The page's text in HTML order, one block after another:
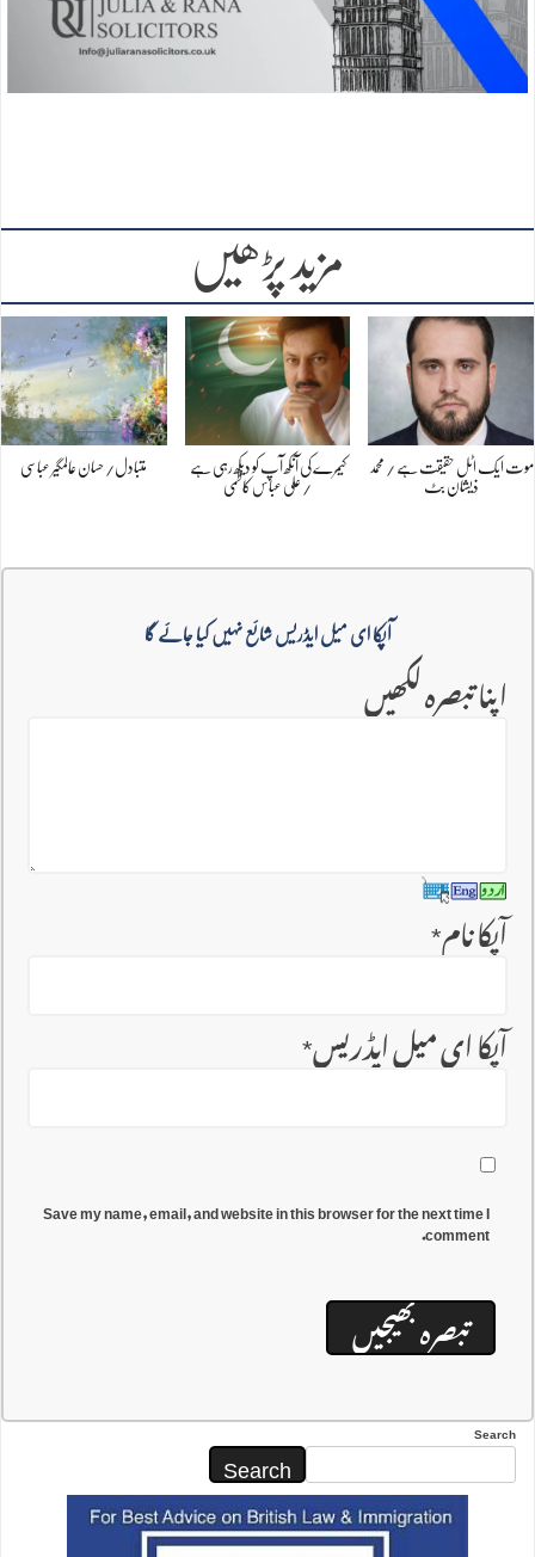
مزید پڑھیں
موت ایک اٹل حقیقت ہے / محمد
ذیشان بٹ
کیمرے کی آنکھ آپ کو دیکھ رہی ہے
/ علی عباس کاظمی
متبادل/ حسان عالمگیر عباسی
آپکا ای میل ایڈریس شائع نہیں کیا جائے گا
اپنا تبصرہ لکھیں
آپکا نام*
آپکا ای میل ایڈریس*
Save my name, email, and website in this browser for the next time I
comment.
Search
Search